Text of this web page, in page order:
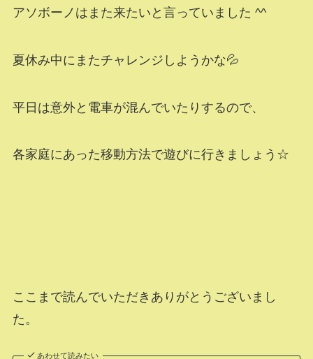
アソボーノはまた来たいと言っていました ^^
夏休み中にまたチャレンジしようかな💦
平日は意外と電車が混んでいたりするので、
各家庭にあった移動方法で遊びに行きましょう☆
ここまで読んでいただきありがとうございまし
た。
あわせて読みたい